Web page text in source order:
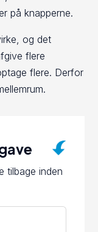
på knapperne.
og det
flere
flere. Derfor
tilbage inden